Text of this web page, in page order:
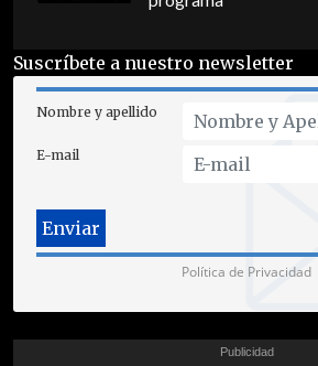
Suscríbete a nuestro newsletter
Nombre y apellido
E-mail
Política de Privacidad